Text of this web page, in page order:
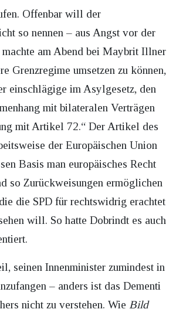
Offenbar will der
so nennen – aus Angst vor der
machte am Abend bei Maybrit Illner
Grenzregime umsetzen zu können,
einschlägige im Asylgesetz, den
mit bilateralen Verträgen
mit Artikel 72.“ Der Artikel des
der Europäischen Union
Basis man europäisches Recht
so Zurückweisungen ermöglichen
die SPD für rechtswidrig erachtet
will. So hatte Dobrindt es auch
seinen Innenminister zumindest in
– anders ist das Dementi
nicht zu verstehen. Wie Bild